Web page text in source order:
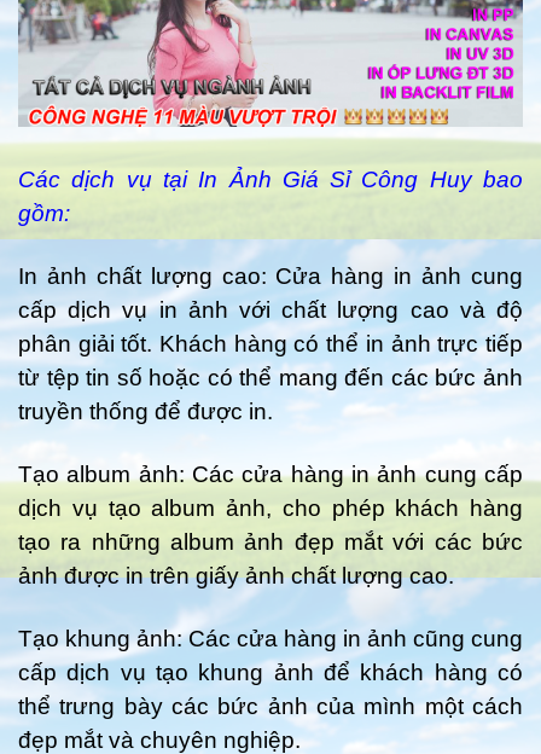
Các dịch vụ tại In Ảnh Giá Sỉ Công Huy bao
gồm:
In ảnh chất lượng cao: Cửa hàng in ảnh cung
cấp dịch vụ in ảnh với chất lượng cao và độ
phân giải tốt. Khách hàng có thể in ảnh trực tiếp
từ tệp tin số hoặc có thể mang đến các bức ảnh
truyền thống để được in.
Tạo album ảnh: Các cửa hàng in ảnh cung cấp
dịch vụ tạo album ảnh, cho phép khách hàng
tạo ra những album ảnh đẹp mắt với các bức
ảnh được in trên giấy ảnh chất lượng cao.
Tạo khung ảnh: Các cửa hàng in ảnh cũng cung
cấp dịch vụ tạo khung ảnh để khách hàng có
thể trưng bày các bức ảnh của mình một cách
đẹp mắt và chuyên nghiệp.